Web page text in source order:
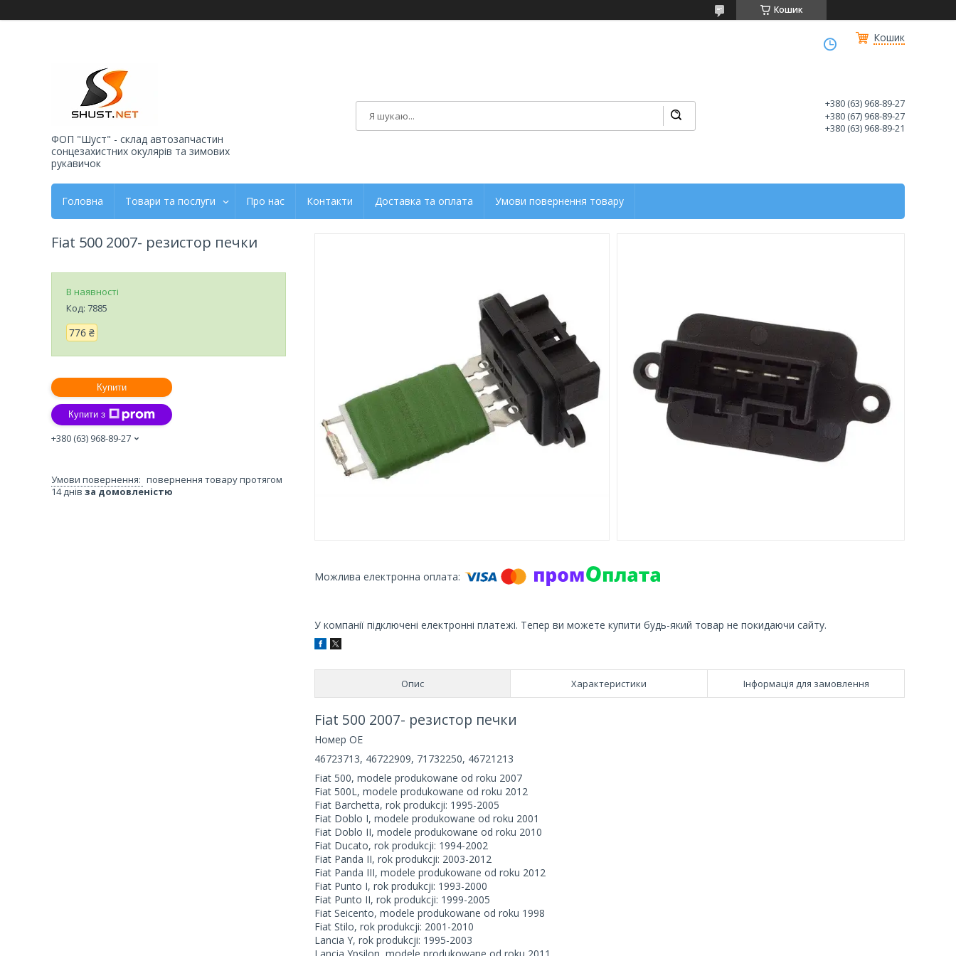
Кошик
Кошик
ФОП "Шуст" - склад автозапчастин
сонцезахистних окулярів та зимових
рукавичок
+380 (63) 968-89-27
+380 (67) 968-89-27
+380 (63) 968-89-21
Головна Товари та послуги Про нас Контакти Доставка та оплата Умови повернення товару
У компанії підключені електронні платежі. Тепер ви можете купити будь-який товар не покидаючи сайту.
Опис Характеристики Інформація для замовлення
Fiat 500 2007- резистор печки
Номер OE
46723713, 46722909, 71732250, 46721213
Fiat 500, modele produkowane od roku 2007
Fiat 500L, modele produkowane od roku 2012
Fiat Barchetta, rok produkcji: 1995-2005
Fiat Doblo I, modele produkowane od roku 2001
Fiat Doblo II, modele produkowane od roku 2010
Fiat Ducato, rok produkcji: 1994-2002
Fiat Panda II, rok produkcji: 2003-2012
Fiat Panda III, modele produkowane od roku 2012
Fiat Punto I, rok produkcji: 1993-2000
Fiat Punto II, rok produkcji: 1999-2005
Fiat Seicento, modele produkowane od roku 1998
Fiat Stilo, rok produkcji: 2001-2010
Lancia Y, rok produkcji: 1995-2003
Fiat 500 2007- резистор печки
В наявності
Код: 7885
776 ₴
Купити
Купити з
+380 (63) 968-89-27
повернення товару протягом
14 днів за домовленістю